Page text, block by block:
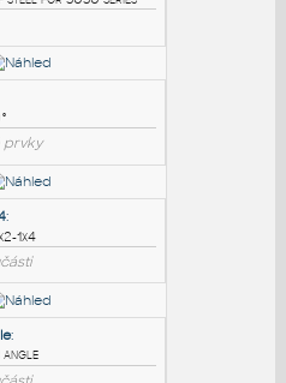
BLOKY:
plate:
of steel for 3030 series
90°
prvky